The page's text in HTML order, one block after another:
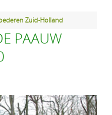
Zuid-Holland
PAAUW